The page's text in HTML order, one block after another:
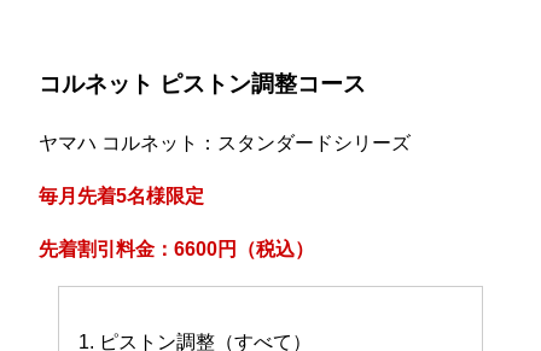
コルネット ピストン調整コース
ヤマハ コルネット：スタンダードシリーズ
毎月先着5名様限定
先着割引料金：6600円（税込）
1. ピストン調整（すべて）